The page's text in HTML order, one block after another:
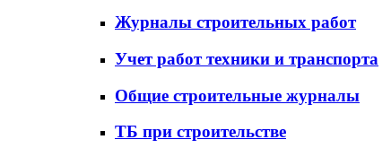
Журналы строительных работ
Учет работ техники и транспорта
Общие строительные журналы
ТБ при строительстве